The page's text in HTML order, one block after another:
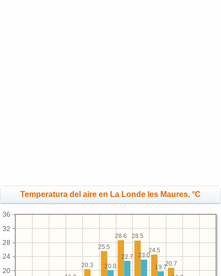
Temperatura del aire en La Londe les Maures, °C
20
24
28
32
36
20.7
24.5
28.5
28.6
25.5
20.3
19.7
23.0
22.7
20.0